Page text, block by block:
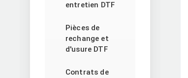
entretien DTF
Pièces de
rechange et
d'usure DTF
Contrats de